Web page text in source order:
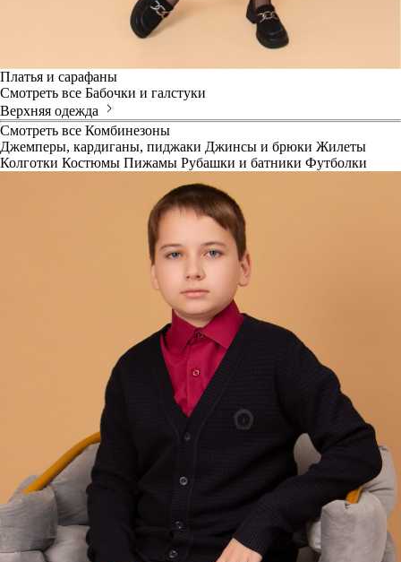
Платья и сарафаны
Смотреть все Бабочки и галстуки
Верхняя одежда
Смотреть все Комбинезоны
Джемперы, кардиганы, пиджаки Джинсы и брюки Жилеты
Колготки Костюмы Пижамы Рубашки и батники Футболки